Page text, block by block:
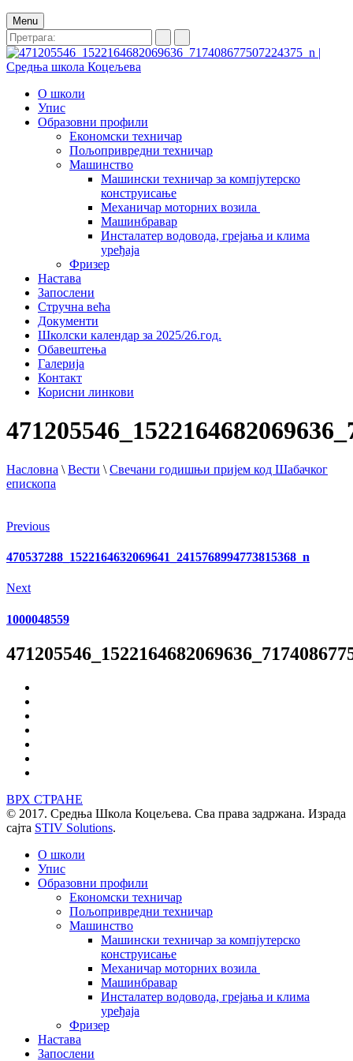
Menu
О школи
Упис
Образовни профили
Економски техничар
Пољопривредни техничар
Машинство
Машински техничар за компјутерско
конструисање
Механичар моторних возила
Машинбравар
Инсталатер водовода, грејања и клима
уређаја
Фризер
Настава
Запослени
Стручна већа
Документи
Школски календар за 2025/26.год.
Обавештења
Галерија
Контакт
Корисни линкови
Насловна \ Вести \ Свечани годишњи пријем код Шабачког
епископа
Previous
470537288_1522164632069641_2415768994773815368_n
Next
1000048559
ВРХ СТРАНЕ
© 2017. Средња Школа Коцељева. Сва права задржана. Израда
сајта STIV Solutions.
О школи
Упис
Образовни профили
Економски техничар
Пољопривредни техничар
Машинство
Машински техничар за компјутерско
конструисање
Механичар моторних возила
Машинбравар
Инсталатер водовода, грејања и клима
уређаја
Фризер
Настава
Запослени